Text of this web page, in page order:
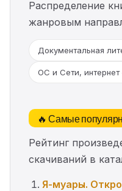
Распределение
жанровым
Документальная
ОС и Сети, интернет
🔥 Самые
Рейтинг
скачиваний в
Я-муары.